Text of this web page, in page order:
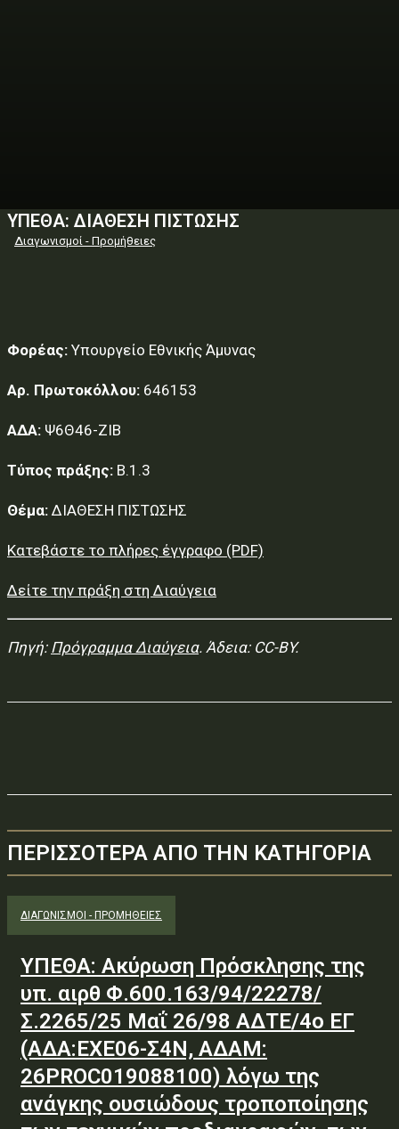
ΥΠΕΘΑ: ΔΙΑΘΕΣΗ ΠΙΣΤΩΣΗΣ
Διαγωνισμοί - Προμήθειες
Φορέας: Υπουργείο Εθνικής Άμυνας
Αρ. Πρωτοκόλλου: 646153
ΑΔΑ: Ψ6Θ46-ΖΙΒ
Τύπος πράξης: Β.1.3
Θέμα: ΔΙΑΘΕΣΗ ΠΙΣΤΩΣΗΣ
Κατεβάστε το πλήρες έγγραφο (PDF)
Δείτε την πράξη στη Διαύγεια
Πηγή: Πρόγραμμα Διαύγεια. Άδεια: CC-BY.
ΠΕΡΙΣΣΟΤΕΡΑ ΑΠΟ ΤΗΝ ΚΑΤΗΓΟΡΙΑ
ΔΙΑΓΩΝΙΣΜΟΊ - ΠΡΟΜΉΘΕΙΕΣ
ΥΠΕΘΑ: Ακύρωση Πρόσκλησης της
υπ. αιρθ Φ.600.163/94/22278/
Σ.2265/25 Μαΐ 26/98 ΑΔΤΕ/4ο ΕΓ
(ΑΔΑ:ΕΧΕ06-Σ4Ν, ΑΔΑΜ:
26PROC019088100) λόγω της
ανάγκης ουσιώδους τροποποίησης